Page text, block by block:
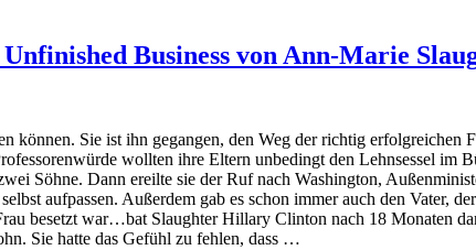
Business von Ann-Marie
können. Sie ist ihn gegangen, den Weg der richtig erfolgreichen
wollten ihre Eltern unbedingt den Lehnsessel im
Söhne. Dann ereilte sie der Ruf nach Washington,
aufpassen. Außerdem gab es schon immer auch den Vater,
besetzt war…bat Slaughter Hillary Clinton nach 18 Monaten
Sie hatte das Gefühl zu fehlen, dass …